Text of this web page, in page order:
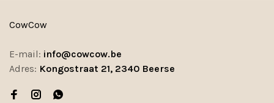
CowCow
E-mail: info@cowcow.be
Adres: Kongostraat 21, 2340 Beerse